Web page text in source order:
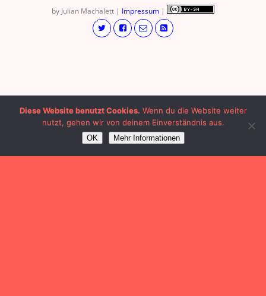
by Julian Machalett | Impressum |
Diese Website benutzt Cookies. Wenn du die Website weiter
nutzt, gehen wir von deinem Einverständnis aus.
OK Mehr Informationen